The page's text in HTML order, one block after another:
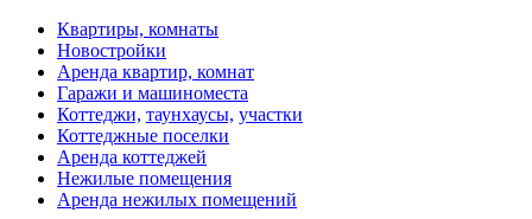
Квартиры, комнаты
Новостройки
Аренда квартир, комнат
Гаражи и машиноместа
Коттеджи, таунхаусы, участки
Коттеджные поселки
Аренда коттеджей
Нежилые помещения
Аренда нежилых помещений